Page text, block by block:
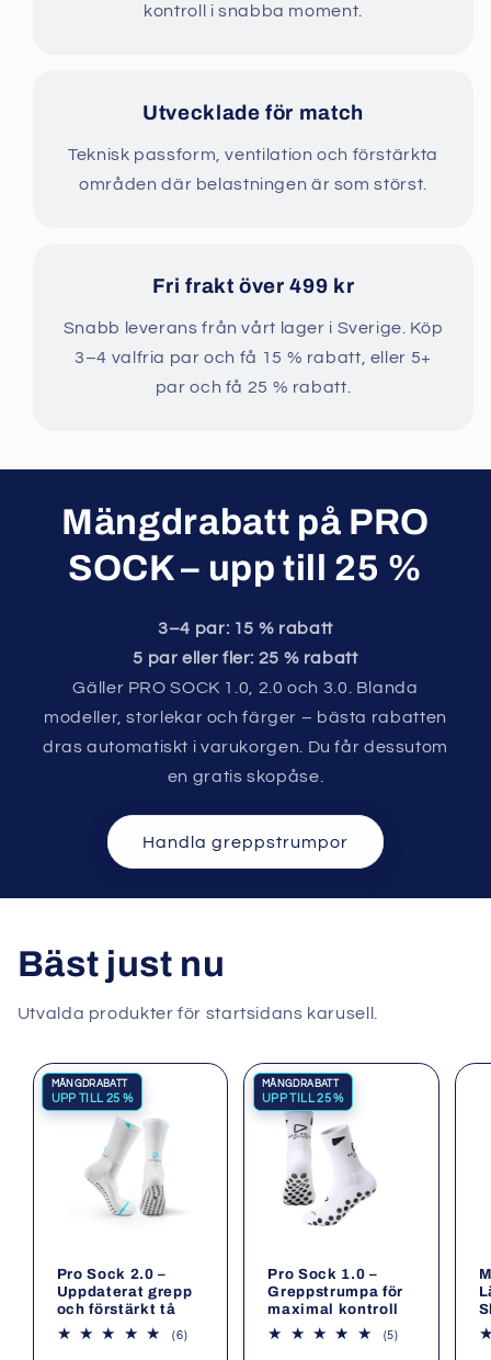
kontroll i snabba moment.
Utvecklade för match
Teknisk passform, ventilation och förstärkta
områden där belastningen är som störst.
Fri frakt över 499 kr
Snabb leverans från vårt lager i Sverige. Köp
3–4 valfria par och få 15 % rabatt, eller 5+
par och få 25 % rabatt.
Mängdrabatt på PRO
SOCK – upp till 25 %
3–4 par: 15 % rabatt
5 par eller fler: 25 % rabatt
Gäller PRO SOCK 1.0, 2.0 och 3.0. Blanda
modeller, storlekar och färger – bästa rabatten
dras automatiskt i varukorgen. Du får dessutom
en gratis skopåse.
Handla greppstrumpor
Bäst just nu
Utvalda produkter för startsidans karusell.
MÄNGDRABATT
UPP TILL 25 %
Pro Sock 2.0 –
Uppdaterat grepp
och förstärkt tå
(6)6
MÄNGDRABATT
UPP TILL 25 %
Pro Sock 1.0 –
Greppstrumpa för
maximal kontroll
(5)5